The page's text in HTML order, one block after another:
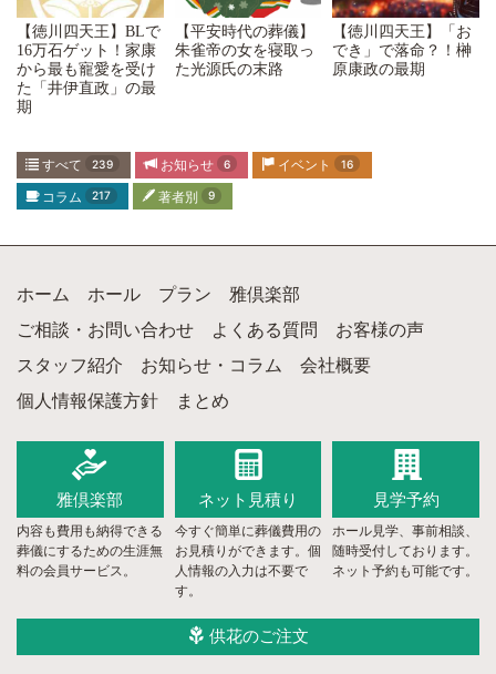
【徳川四天王】BLで
16万石ゲット！家康
から最も寵愛を受け
た「井伊直政」の最
期
【平安時代の葬儀】
朱雀帝の女を寝取っ
た光源氏の末路
【徳川四天王】「お
でき」で落命？！榊
原康政の最期
すべて 239 お知らせ 6 イベント 16
コラム 217 著者別 9
ホーム ホール プラン
雅倶楽部
ご相談・お問い合わせ
よくある質問
お客様の声
スタッフ紹介
お知らせ・コラム
会社概要
個人情報保護方針
まとめ
雅倶楽部
内容も費用も納得できる
葬儀にするための生涯無
料の会員サービス。
ネット 見積り
今すぐ簡単に葬儀費用の
お見積りができます。個
人情報の入力は不要で
す。
見学予約
ホール見学、事前相談、
随時受付しております。
ネット予約も可能です。
供花のご注文